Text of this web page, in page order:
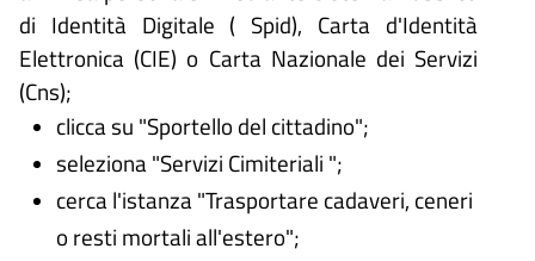
di Identità Digitale ( Spid), Carta d'Identità
Elettronica (CIE) o Carta Nazionale dei Servizi
(Cns);
clicca su "Sportello del cittadino";
seleziona "Servizi Cimiteriali ";
cerca l'istanza "Trasportare cadaveri, ceneri
o resti mortali all'estero";